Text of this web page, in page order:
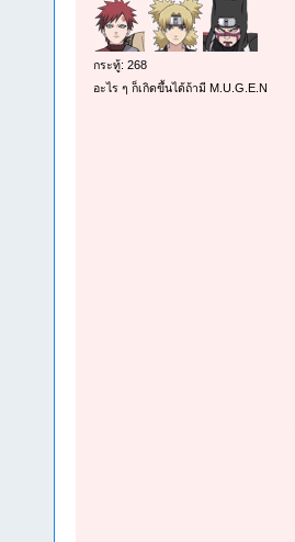
กระทู้: 268
อะไร ๆ ก็เกิดขึ้นได้ถ้ามี M.U.G.E.N